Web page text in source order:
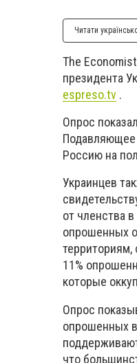
Читати
The
президента
espreso.tv .
Опрос
Подавляющее
Россию на
Украинцев
от членства
опрошенных
11%
которые
Опрос
опрошенных
что